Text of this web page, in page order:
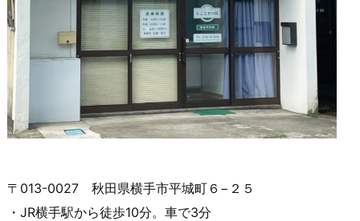
〒013-0027 秋田県横手市平城町６−２５
・JR横手駅から徒歩10分。車で3分